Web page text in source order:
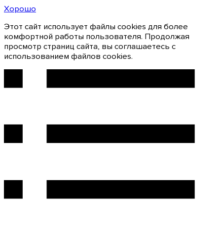
Хорошо
Этот сайт использует файлы cookies для более
комфортной работы пользователя. Продолжая
просмотр страниц сайта, вы соглашаетесь с
использованием файлов cookies.